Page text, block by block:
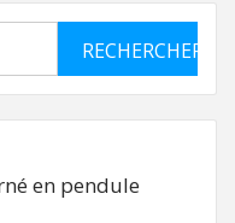
en pendule